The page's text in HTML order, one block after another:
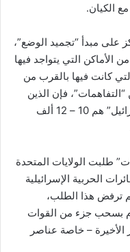
على مبدأ “تجميد الوضع”،
التي يتواجد فيها
كانت فيها بالقرب من
فإن الذين
سيتم نشرهم على طول الحدود مع “إسرائيل” هم 10 – 12 ألف
طلبت الولايات المتحدة
الحربية الإسرائيلية
ترفض هذا الطلب،
بسحب جزء من القوات
الأخيرة – خاصة عناصر